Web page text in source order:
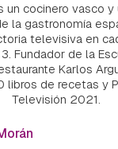
un cocinero vasco
la gastronomía
televisiva en
Fundador de la
Karlos
libros de recetas y
Televisión 2021.